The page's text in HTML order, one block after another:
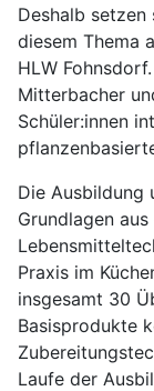
Deshalb
diesem Thema
HLW
Mitterbacher
Schüler:innen
Die Ausbildung
Grundlagen
Praxis im
insgesamt 30
Basisprodukte
Laufe der